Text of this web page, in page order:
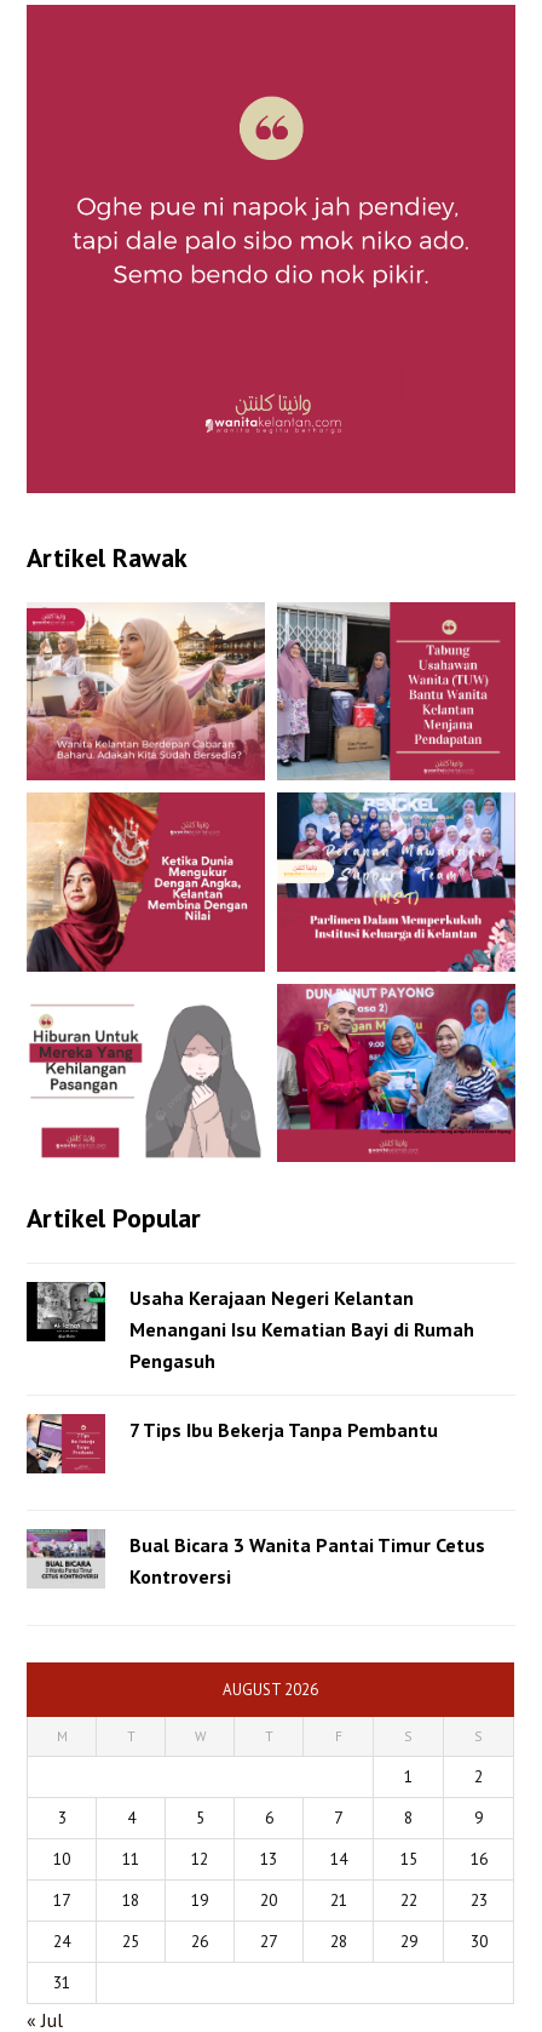
Artikel Rawak
Artikel Popular
Usaha Kerajaan Negeri Kelantan
Menangani Isu Kematian Bayi di Rumah
Pengasuh
7 Tips Ibu Bekerja Tanpa Pembantu
Bual Bicara 3 Wanita Pantai Timur Cetus
Kontroversi
AUGUST 2026
M T W T F S S
1
2
3
4 5 6 7 8
9
10
11 12 13 14 15
16
17
18 19 20 21 22
23
24
25 26 27 28 29
30
31
« Jul